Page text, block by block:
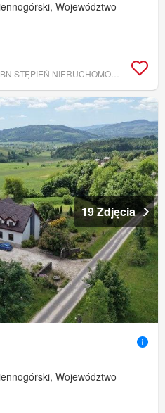
Województwo
19 Zdjęcia
Województwo